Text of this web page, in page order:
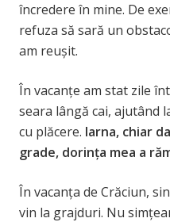
încredere în mine. De
refuza să sară un
am reușit.
În vacanțe am stat zile
seara lângă cai, ajutând
cu plăcere. Iarna, chiar
grade, dorința mea a
În vacanța de Crăciun,
vin la grajduri. Nu